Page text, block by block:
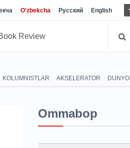
O'zbekcha Русский English
Review
KOLUMNISTLAR AKSELERATOR DUNYO
Ommabop